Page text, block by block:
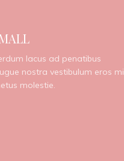
lacus ad penatibus
nostra vestibulum eros mi
molestie.